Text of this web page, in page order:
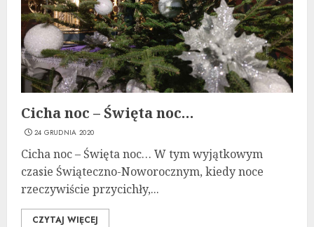
Cicha noc – Święta noc…
24 GRUDNIA 2020
Cicha noc – Święta noc… W tym wyjątkowym
czasie Świąteczno-Noworocznym, kiedy noce
rzeczywiście przycichły,...
CZYTAJ WIĘCEJ